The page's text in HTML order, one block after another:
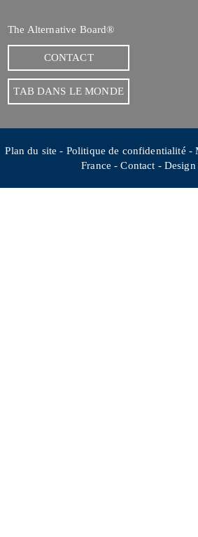
The Alternative Board®
CONTACT
TAB DANS LE MONDE
Plan du site - Politique de confidentialité -
France -Contact -